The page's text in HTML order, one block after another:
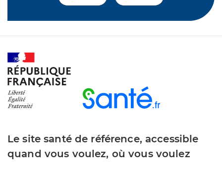
Le site santé de référence, accessible
quand vous voulez, où vous voulez